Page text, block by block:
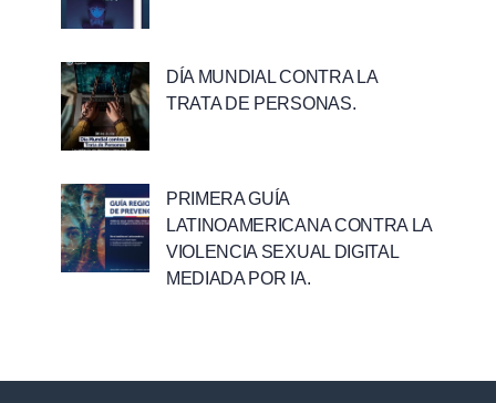
DÍA MUNDIAL CONTRA LA
TRATA DE PERSONAS.
PRIMERA GUÍA
LATINOAMERICANA CONTRA LA
VIOLENCIA SEXUAL DIGITAL
MEDIADA POR IA.